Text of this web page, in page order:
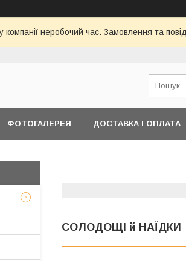
компанії неробочий час. Замовлення та
ФОТОГАЛЕРЕЯ ДОСТАВКА І ОПЛАТА
СОЛОДОЩІ й НАЇДКИ